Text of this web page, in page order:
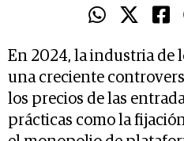
En 2024, la industria de
una creciente
los precios de las
prácticas como la